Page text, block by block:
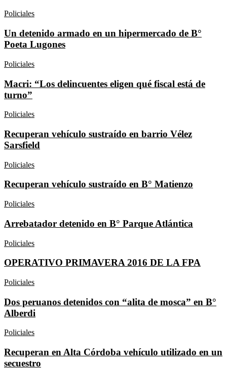
Policiales
Un detenido armado en un hipermercado de B°
Poeta Lugones
Policiales
Macri: “Los delincuentes eligen qué fiscal está de
turno”
Policiales
Recuperan vehículo sustraído en barrio Vélez
Sarsfield
Policiales
Recuperan vehículo sustraído en B° Matienzo
Policiales
Arrebatador detenido en B° Parque Atlántica
Policiales
OPERATIVO PRIMAVERA 2016 DE LA FPA
Policiales
Dos peruanos detenidos con “alita de mosca” en B°
Alberdi
Policiales
Recuperan en Alta Córdoba vehículo utilizado en un
secuestro